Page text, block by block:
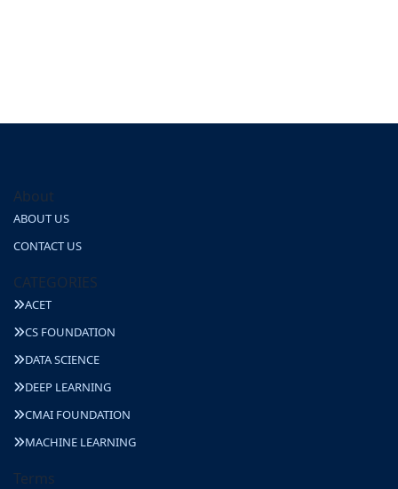
About
ABOUT US
CONTACT US
CATEGORIES
ACET
CS FOUNDATION
DATA SCIENCE
DEEP LEARNING
CMAI FOUNDATION
MACHINE LEARNING
Terms